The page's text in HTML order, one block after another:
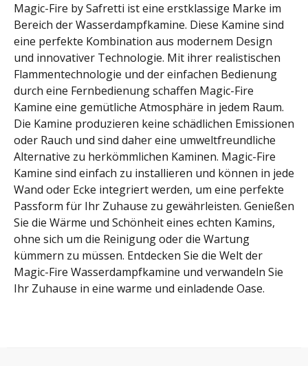
Magic-Fire by Safretti ist eine erstklassige Marke im
Bereich der Wasserdampfkamine. Diese Kamine sind
eine perfekte Kombination aus modernem Design
und innovativer Technologie. Mit ihrer realistischen
Flammentechnologie und der einfachen Bedienung
durch eine Fernbedienung schaffen Magic-Fire
Kamine eine gemütliche Atmosphäre in jedem Raum.
Die Kamine produzieren keine schädlichen Emissionen
oder Rauch und sind daher eine umweltfreundliche
Alternative zu herkömmlichen Kaminen. Magic-Fire
Kamine sind einfach zu installieren und können in jede
Wand oder Ecke integriert werden, um eine perfekte
Passform für Ihr Zuhause zu gewährleisten. Genießen
Sie die Wärme und Schönheit eines echten Kamins,
ohne sich um die Reinigung oder die Wartung
kümmern zu müssen. Entdecken Sie die Welt der
Magic-Fire Wasserdampfkamine und verwandeln Sie
Ihr Zuhause in eine warme und einladende Oase.